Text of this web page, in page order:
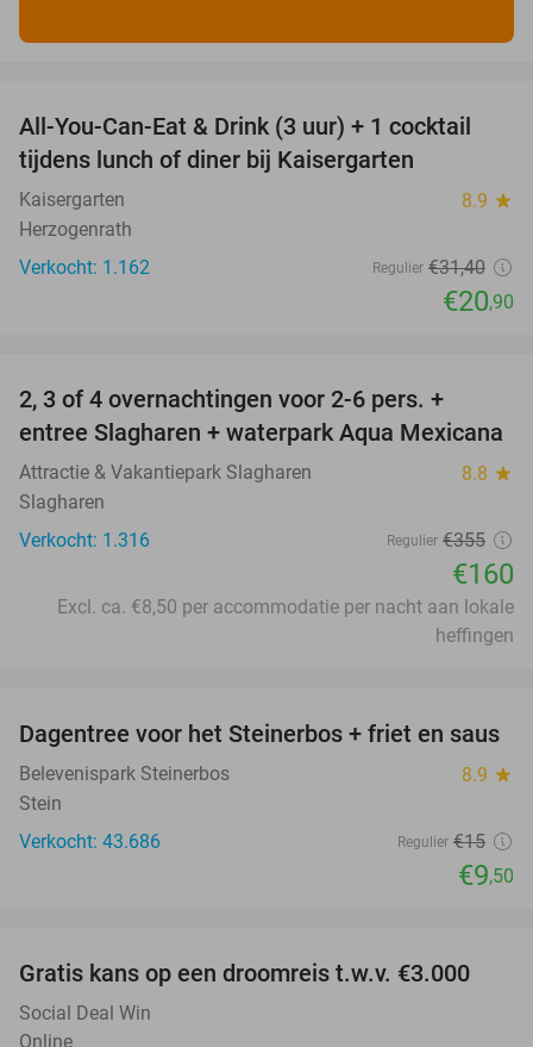
33%
All-You-Can-Eat & Drink (3 uur) + 1 cocktail
tijdens lunch of diner bij Kaisergarten
Kaisergarten 8.9 star
Herzogenrath
Verkocht: 1.162
Regulier €31,40
€20,90
2, 3 of 4 overnachtingen voor 2-6 pers. +
entree Slagharen + waterpark Aqua Mexicana
Attractie & Vakantiepark Slagharen 8.8 star
Slagharen
Verkocht: 1.316
Regulier €355
€160
Excl. ca. €8,50 per accommodatie per nacht aan lokale
heffingen
37%
Dagentree voor het Steinerbos + friet en saus
Belevenispark Steinerbos 8.9 star
Stein
Verkocht: 43.686
Regulier €15
€9,50
Gratis kans op een droomreis t.w.v. €3.000
Social Deal Win
Online